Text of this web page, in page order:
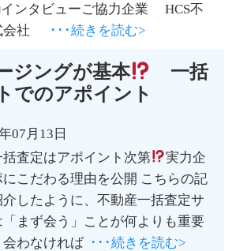
ンタビューご協力企業 HCS不
会社
･･･続きを読む>
ジングが基本
一括
でのアポイント
07月13日
査定はアポイント次第
実力企
こだわる理由を公開 こちらの記
したように、不動産一括査定サ
「まず会う」ことが何よりも重要
会わなければ ･･･続きを読む>